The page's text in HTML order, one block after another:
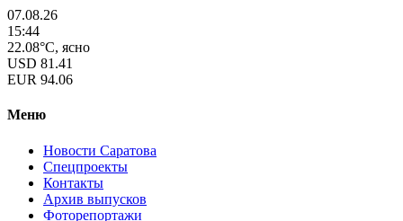
07.08.26
15:44
22.08°C, ясно
USD 81.41
EUR 94.06
Меню
Новости Саратова
Спецпроекты
Контакты
Архив выпусков
Фоторепортажи